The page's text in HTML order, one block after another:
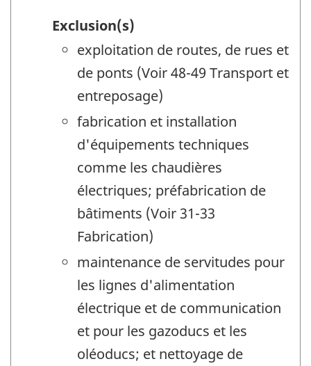
Exclusion(s)
exploitation de routes, de rues et
de ponts (Voir 48-49 Transport et
entreposage)
fabrication et installation
d'équipements techniques
comme les chaudières
électriques; préfabrication de
bâtiments (Voir 31-33
Fabrication)
maintenance de servitudes pour
les lignes d'alimentation
électrique et de communication
et pour les gazoducs et les
oléoducs; et nettoyage de